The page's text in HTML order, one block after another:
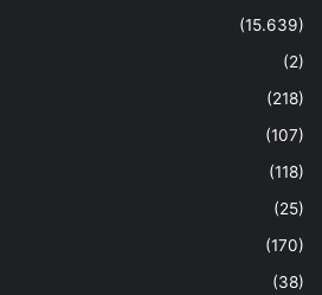
(15.639)
(2)
(218)
(107)
(118)
(25)
(170)
(38)